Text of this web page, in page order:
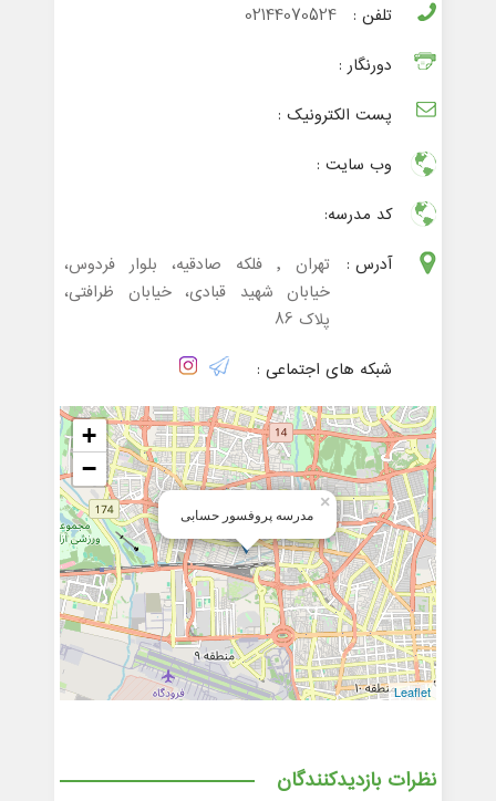
تلفن :
02144070524
دورنگار :
پست الکترونیک :
وب سایت :
کد مدرسه:
آدرس :
تهران , فلکه صادقیه، بلوار فردوس،
خیابان شهید قبادی، خیابان ظرافتی،
پلاک 86
شبکه های اجتماعی :
مدرسه پروفسور حسابی
×
+
−
Leaflet
نظرات بازدیدکنندگان